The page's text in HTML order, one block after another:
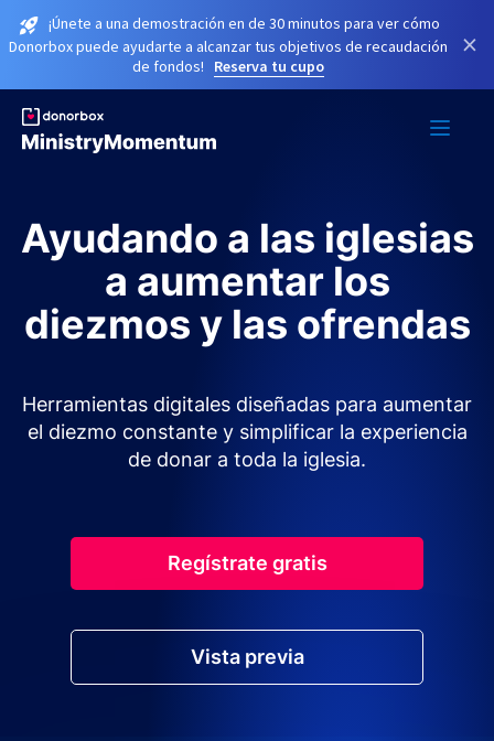
¡Únete a una demostración en de 30 minutos para ver cómo
Donorbox puede ayudarte a alcanzar tus objetivos de recaudación
de fondos!
Reserva tu cupo
×
Ayudando a las iglesias
a aumentar los
diezmos y las ofrendas
Herramientas digitales diseñadas para aumentar
el diezmo constante y simplificar la experiencia
de donar a toda la iglesia.
Regístrate gratis
Vista previa